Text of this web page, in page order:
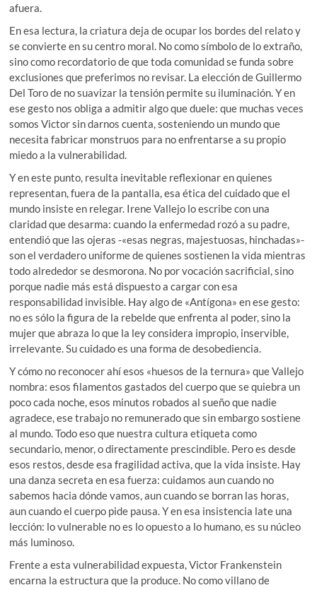
afuera.
En esa lectura, la criatura deja de ocupar los bordes del relato y
se convierte en su centro moral. No como símbolo de lo extraño,
sino como recordatorio de que toda comunidad se funda sobre
exclusiones que preferimos no revisar. La elección de Guillermo
Del Toro de no suavizar la tensión permite su iluminación. Y en
ese gesto nos obliga a admitir algo que duele: que muchas veces
somos Victor sin darnos cuenta, sosteniendo un mundo que
necesita fabricar monstruos para no enfrentarse a su propio
miedo a la vulnerabilidad.
Y en este punto, resulta inevitable reflexionar en quienes
representan, fuera de la pantalla, esa ética del cuidado que el
mundo insiste en relegar. Irene Vallejo lo escribe con una
claridad que desarma: cuando la enfermedad rozó a su padre,
entendió que las ojeras -«esas negras, majestuosas, hinchadas»-
son el verdadero uniforme de quienes sostienen la vida mientras
todo alrededor se desmorona. No por vocación sacrificial, sino
porque nadie más está dispuesto a cargar con esa
responsabilidad invisible. Hay algo de «Antígona» en ese gesto:
no es sólo la figura de la rebelde que enfrenta al poder, sino la
mujer que abraza lo que la ley considera impropio, inservible,
irrelevante. Su cuidado es una forma de desobediencia.
Y cómo no reconocer ahí esos «huesos de la ternura» que Vallejo
nombra: esos filamentos gastados del cuerpo que se quiebra un
poco cada noche, esos minutos robados al sueño que nadie
agradece, ese trabajo no remunerado que sin embargo sostiene
al mundo. Todo eso que nuestra cultura etiqueta como
secundario, menor, o directamente prescindible. Pero es desde
esos restos, desde esa fragilidad activa, que la vida insiste. Hay
una danza secreta en esa fuerza: cuidamos aun cuando no
sabemos hacia dónde vamos, aun cuando se borran las horas,
aun cuando el cuerpo pide pausa. Y en esa insistencia late una
lección: lo vulnerable no es lo opuesto a lo humano, es su núcleo
más luminoso.
Frente a esta vulnerabilidad expuesta, Victor Frankenstein
encarna la estructura que la produce. No como villano de